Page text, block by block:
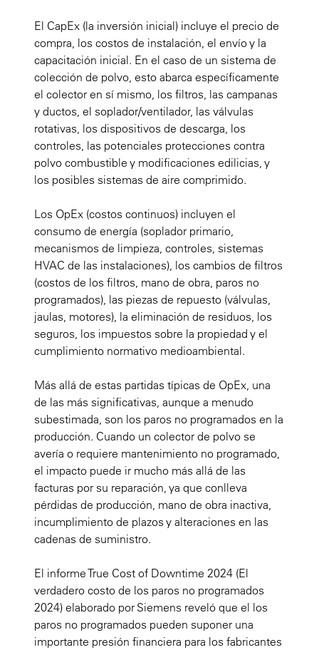
El CapEx (la inversión inicial) incluye el precio de
compra, los costos de instalación, el envío y la
capacitación inicial. En el caso de un sistema de
colección de polvo, esto abarca específicamente
el colector en sí mismo, los filtros, las campanas
y ductos, el soplador/ventilador, las válvulas
rotativas, los dispositivos de descarga, los
controles, las potenciales protecciones contra
polvo combustible y modificaciones edilicias, y
los posibles sistemas de aire comprimido.
Los OpEx (costos continuos) incluyen el
consumo de energía (soplador primario,
mecanismos de limpieza, controles, sistemas
HVAC de las instalaciones), los cambios de filtros
(costos de los filtros, mano de obra, paros no
programados), las piezas de repuesto (válvulas,
jaulas, motores), la eliminación de residuos, los
seguros, los impuestos sobre la propiedad y el
cumplimiento normativo medioambiental.
Más allá de estas partidas típicas de OpEx, una
de las más significativas, aunque a menudo
subestimada, son los paros no programados en la
producción. Cuando un colector de polvo se
avería o requiere mantenimiento no programado,
el impacto puede ir mucho más allá de las
facturas por su reparación, ya que conlleva
pérdidas de producción, mano de obra inactiva,
incumplimiento de plazos y alteraciones en las
cadenas de suministro.
El informe True Cost of Downtime 2024 (El
verdadero costo de los paros no programados
2024) elaborado por Siemens reveló que el los
paros no programados pueden suponer una
importante presión financiera para los fabricantes